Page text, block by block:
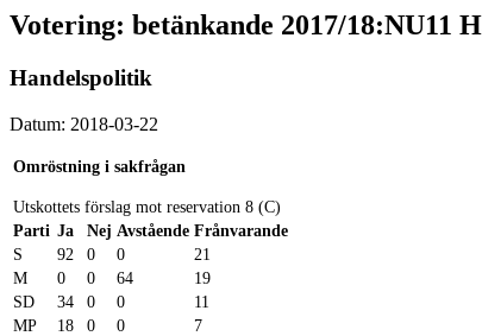
Votering: betänkande 2017/18:NU11
Handelspolitik
Datum: 2018-03-22
Omröstning i sakfrågan
Utskottets förslag mot reservation 8 (C)
Parti Ja Nej Avstående Frånvarande
S
92 0 0
21
M
0 0 64
19
SD
34 0 0
11
MP
18 0 0
7